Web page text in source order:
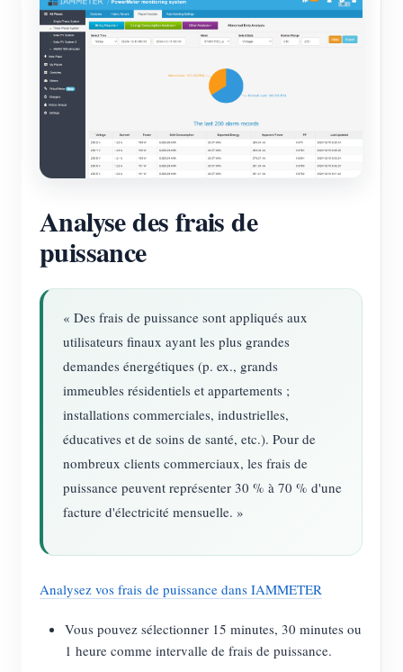
Analyse des frais de
puissance
« Des frais de puissance sont appliqués aux
utilisateurs finaux ayant les plus grandes
demandes énergétiques (p. ex., grands
immeubles résidentiels et appartements ;
installations commerciales, industrielles,
éducatives et de soins de santé, etc.). Pour de
nombreux clients commerciaux, les frais de
puissance peuvent représenter 30 % à 70 % d'une
facture d'électricité mensuelle. »
Analysez vos frais de puissance dans IAMMETER
Vous pouvez sélectionner 15 minutes, 30 minutes ou
1 heure comme intervalle de frais de puissance.